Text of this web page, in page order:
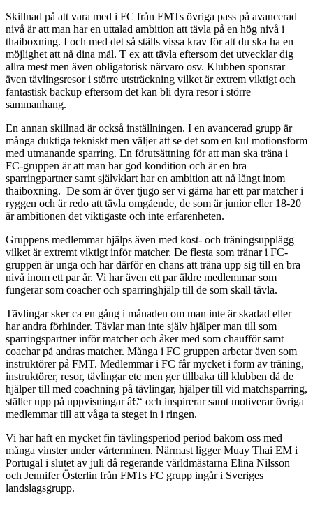
Skillnad på att vara med i FC från FMTs övriga pass på avancerad
nivå är att man har en uttalad ambition att tävla på en hög nivå i
thaiboxning. I och med det så ställs vissa krav för att du ska ha en
möjlighet att nå dina mål. T ex att tävla eftersom det utvecklar dig
allra mest men även obligatorisk närvaro osv. Klubben sponsrar
även tävlingsresor i större utsträckning vilket är extrem viktigt och
fantastisk backup eftersom det kan bli dyra resor i större
sammanhang.
En annan skillnad är också inställningen. I en avancerad grupp är
många duktiga tekniskt men väljer att se det som en kul motionsform
med utmanande sparring. En förutsättning för att man ska träna i
FC-gruppen är att man har god kondition och är en bra
sparringpartner samt självklart har en ambition att nå långt inom
thaiboxning. De som är över tjugo ser vi gärna har ett par matcher i
ryggen och är redo att tävla omgående, de som är junior eller 18-20
är ambitionen det viktigaste och inte erfarenheten.
Gruppens medlemmar hjälps även med kost- och träningsupplägg
vilket är extremt viktigt inför matcher. De flesta som tränar i FC-
gruppen är unga och har därför en chans att träna upp sig till en bra
nivå inom ett par år. Vi har även ett par äldre medlemmar som
fungerar som coacher och sparringhjälp till de som skall tävla.
Tävlingar sker ca en gång i månaden om man inte är skadad eller
har andra förhinder. Tävlar man inte själv hjälper man till som
sparringspartner inför matcher och åker med som chaufför samt
coachar på andras matcher. Många i FC gruppen arbetar även som
instruktörer på FMT. Medlemmar i FC får mycket i form av träning,
instruktörer, resor, tävlingar etc men ger tillbaka till klubben då de
hjälper till med coachning på tävlingar, hjälper till vid matchsparring,
ställer upp på uppvisningar â€“ och inspirerar samt motiverar övriga
medlemmar till att våga ta steget in i ringen.
Vi har haft en mycket fin tävlingsperiod period bakom oss med
många vinster under vårterminen. Närmast ligger Muay Thai EM i
Portugal i slutet av juli då regerande världmästarna Elina Nilsson
och Jennifer Österlin från FMTs FC grupp ingår i Sveriges
landslagsgrupp.